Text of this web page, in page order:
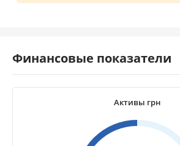
Финансовые показатели
Активы грн